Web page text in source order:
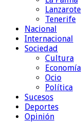
Lanzarote
Tenerife
Nacional
Internacional
Sociedad
Cultura
Economía
Ocio
Política
Sucesos
Deportes
Opinión